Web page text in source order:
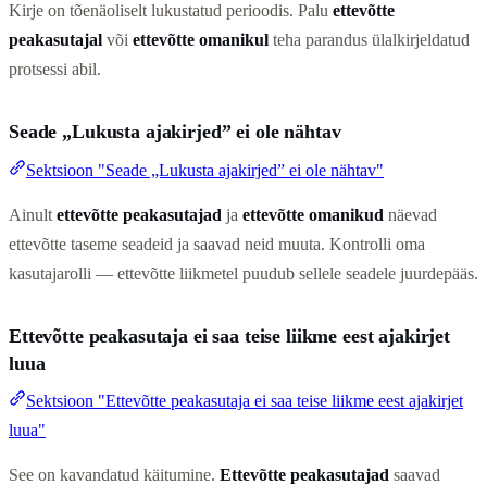
Kirje on tõenäoliselt lukustatud perioodis. Palu ettevõtte
peakasutajal või ettevõtte omanikul teha parandus ülalkirjeldatud
protsessi abil.
Seade „Lukusta ajakirjed” ei ole nähtav
Sektsioon "Seade „Lukusta ajakirjed” ei ole nähtav"
Ainult ettevõtte peakasutajad ja ettevõtte omanikud näevad
ettevõtte taseme seadeid ja saavad neid muuta. Kontrolli oma
kasutajarolli — ettevõtte liikmetel puudub sellele seadele juurdepääs.
Ettevõtte peakasutaja ei saa teise liikme eest ajakirjet
luua
Sektsioon "Ettevõtte peakasutaja ei saa teise liikme eest ajakirjet
luua"
See on kavandatud käitumine. Ettevõtte peakasutajad saavad